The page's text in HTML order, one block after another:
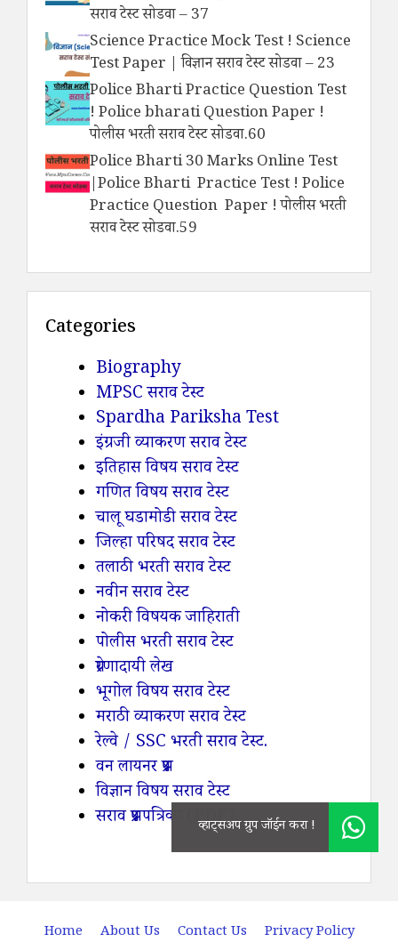
सराव टेस्ट सोडवा – 37
Science Practice Mock Test ! Science
Test Paper | विज्ञान सराव टेस्ट सोडवा – 23
Police Bharti Practice Question Test
! Police bharati Question Paper !
पोलीस भरती सराव टेस्ट सोडवा.60
Police Bharti 30 Marks Online Test
|Police Bharti Practice Test ! Police
Practice Question Paper ! पोलीस भरती
सराव टेस्ट सोडवा.59
Categories
Biography
MPSC सराव टेस्ट
Spardha Pariksha Test
इंग्रजी व्याकरण सराव टेस्ट
इतिहास विषय सराव टेस्ट
गणित विषय सराव टेस्ट
चालू घडामोडी सराव टेस्ट
जिल्हा परिषद सराव टेस्ट
तलाठी भरती सराव टेस्ट
नवीन सराव टेस्ट
नोकरी विषयक जाहिराती
पोलीस भरती सराव टेस्ट
प्रेरणादायी लेख
भूगोल विषय सराव टेस्ट
मराठी व्याकरण सराव टेस्ट
रेल्वे / SSC भरती सराव टेस्ट.
वन लायनर प्रश्न
विज्ञान विषय सराव टेस्ट
सराव प्रश्नपत्रिका (PDF)
Home About Us Contact Us Privacy Policy